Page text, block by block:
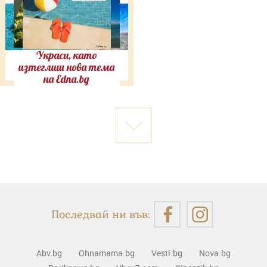
Украси, като
изтеглиш нова тема
на Edna.bg
Последвай ни във:
Abv.bg Ohnamama.bg Vesti.bg
Nova.bg